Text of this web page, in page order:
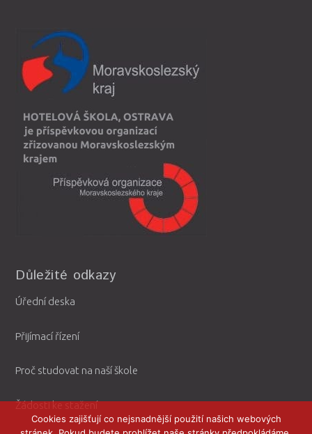
Důležité odkazy
Úřední deska
Přijímací řízení
Proč studovat na naší škole
Žádosti ke stažení
Cookies zajišťují co nejsnadnější použití našich webových